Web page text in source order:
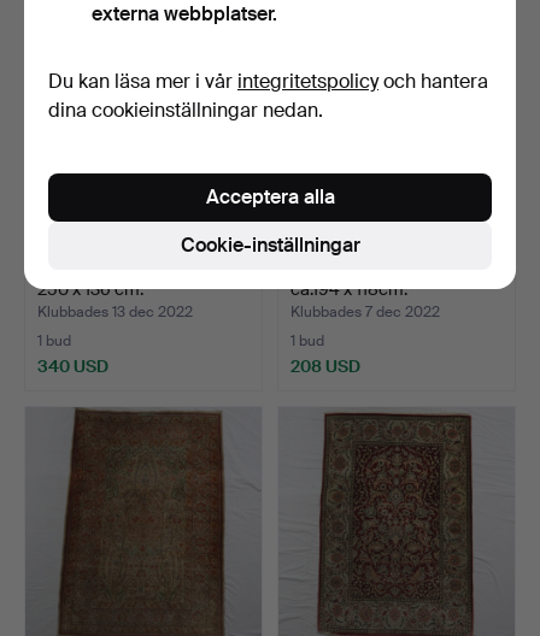
250 x 136 cm.
Klubbades 13 dec 2022
1 bud
340 USD
ca.194 x 118cm.
Klubbades 7 dec 2022
1 bud
208 USD
externa webbplatser.
Du kan läsa mer i vår integritetspolicyoch hantera
dina cookieinställningar nedan.
Cookie-inställningar
Acceptera alla